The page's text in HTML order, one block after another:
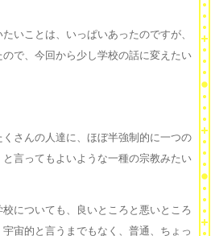
いことは、いっぱいあったのですが、
で、今回から少し学校の話に変えたい
さんの人達に、ほぼ半強制的に一つの
言ってもよいような一種の宗教みたい
についても、良いところと悪いところ
宙的と言うまでもなく、普通、ちょっ